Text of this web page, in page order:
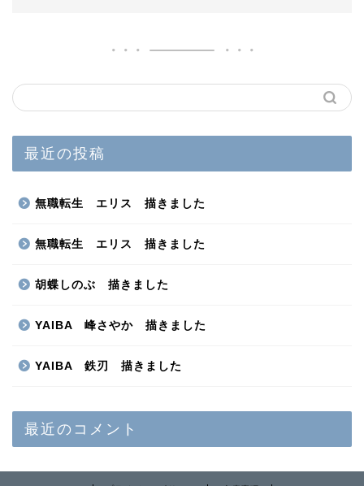
最近の投稿
無職転生 エリス 描きました
無職転生 エリス 描きました
胡蝶しのぶ 描きました
YAIBA 峰さやか 描きました
YAIBA 鉄刃 描きました
最近のコメント